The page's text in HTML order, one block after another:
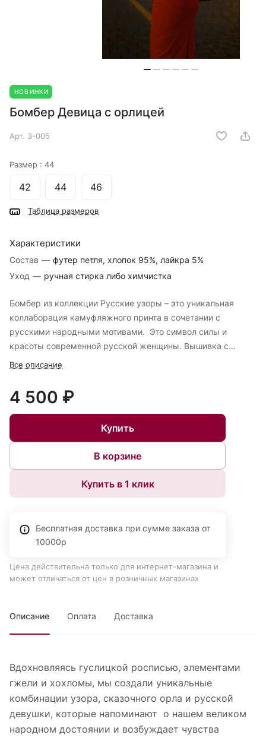
НОВИНКИ
Бомбер Девица с орлицей
Арт. 3-005
Размер : 44
42 44 46
Таблица размеров
Характеристики
Состав — футер петля, хлопок 95%, лайкра 5%
Уход — ручная стирка либо химчистка
Бомбер из коллекции Русские узоры – это уникальная
коллаборация камуфляжного принта в сочетании с
русскими народными мотивами. Это символ силы и
красоты современной русской женщины. Вышивка с
образом в традиционном стиле и алыми ягодами рябины
просто одежда, а история, которую ты носишь с
гордостью.
Все описание
4 500 ₽
Купить
В корзине
Купить в 1 клик
Бесплатная доставка при сумме заказа от
10000р
Цена действительна только для интернет-магазина и
может отличаться от цен в розничных магазинах
Описание Оплата Доставка
Вдохновляясь гуслицкой росписью, элементами
гжели и хохломы, мы создали уникальные
комбинации узора, сказочного орла и русской
девушки, которые напоминают о нашем великом
народном достоянии и возбуждает чувства